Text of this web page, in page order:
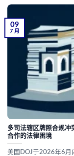
多司法辖区牌照合规冲
合作的法律困境
美国DOJ于2026年6月
09
7 月